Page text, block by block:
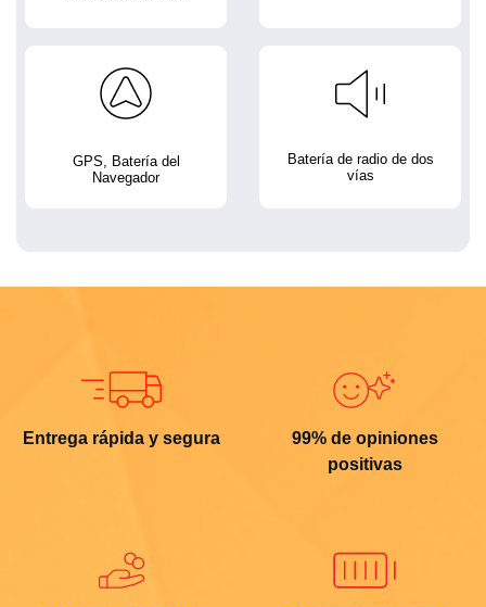
GPS, Batería del
Navegador
Batería de radio de dos
vías
Entrega rápida y segura
99% de opiniones
positivas